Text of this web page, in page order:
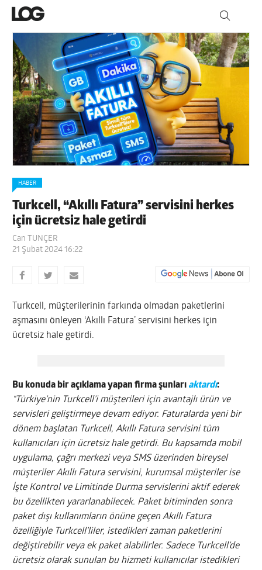
HABER
Turkcell, “Akıllı Fatura” servisini herkes
için ücretsiz hale getirdi
Can TUNÇER
21 Şubat 2024 16:22
Turkcell, müşterilerinin farkında olmadan paketlerini
aşmasını önleyen ‘Akıllı Fatura’ servisini herkes için
ücretsiz hale getirdi.
Bu konuda bir açıklama yapan firma şunları aktardı:
“Türkiye’nin Turkcell’i müşterileri için avantajlı ürün ve
servisleri geliştirmeye devam ediyor. Faturalarda yeni bir
dönem başlatan Turkcell, Akıllı Fatura servisini tüm
kullanıcıları için ücretsiz hale getirdi. Bu kapsamda mobil
uygulama, çağrı merkezi veya SMS üzerinden bireysel
müşteriler Akıllı Fatura servisini, kurumsal müşteriler ise
İşte Kontrol ve Limitinde Durma servislerini aktif ederek
bu özellikten yararlanabilecek. Paket bitiminden sonra
paket dışı kullanımların önüne geçen Akıllı Fatura
özelliğiyle Turkcell’liler, istedikleri zaman paketlerini
değiştirebilir veya ek paket alabilirler. Sadece Turkcell’de
ücretsiz olarak sunulan bu hizmeti kullanıcılar istedikleri